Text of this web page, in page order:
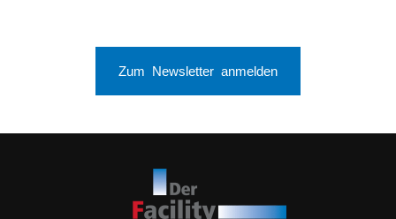
Zum Newsletter anmelden